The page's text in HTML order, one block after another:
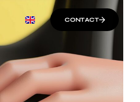
CONTACT